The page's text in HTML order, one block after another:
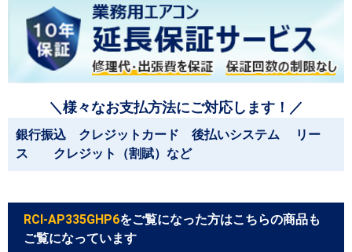
＼様々なお支払方法にご対応します！／
銀行振込 クレジットカード 後払いシステム リー
ス クレジット（割賦）など
RCI-AP335GHP6をご覧になった方はこちらの商品も
ご覧になっています